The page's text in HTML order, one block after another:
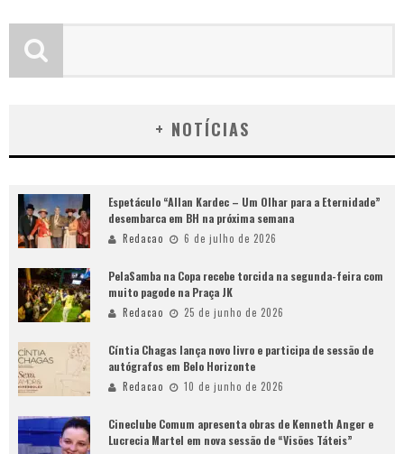
+ NOTÍCIAS
Espetáculo “Allan Kardec – Um Olhar para a Eternidade”
desembarca em BH na próxima semana
Redacao 6 de julho de 2026
PelaSamba na Copa recebe torcida na segunda-feira com
muito pagode na Praça JK
Redacao 25 de junho de 2026
Cíntia Chagas lança novo livro e participa de sessão de
autógrafos em Belo Horizonte
Redacao 10 de junho de 2026
Cineclube Comum apresenta obras de Kenneth Anger e
Lucrecia Martel em nova sessão de “Visões Táteis”